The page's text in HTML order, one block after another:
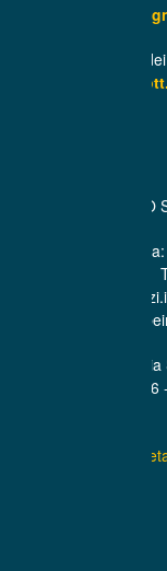
Il Revisore unico
Sede Amministrativa:
PEC.
Sede Legale
P.IVA.
Statuto